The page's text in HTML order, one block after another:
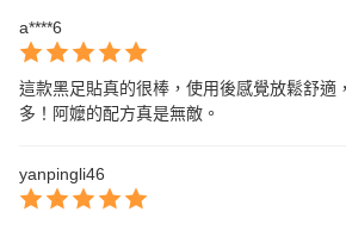
a****6
這款黑足貼真的很棒，使用後感覺放鬆舒適
多！阿嬤的配方真是無敵。
yanpingli46